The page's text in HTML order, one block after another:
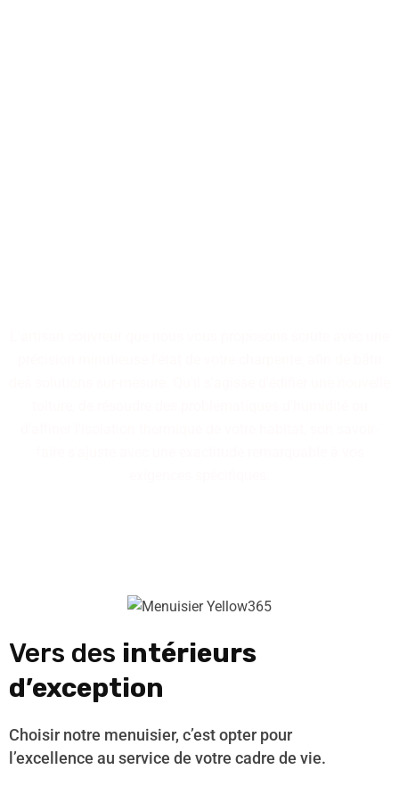
Vers des intérieurs
d’exception
Choisir notre menuisier, c’est opter pour
l’excellence au service de votre cadre de vie.